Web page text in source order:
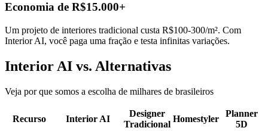
Economia de R$15.000+
Um projeto de interiores tradicional custa R$100-300/m². Com
Interior AI, você paga uma fração e testa infinitas variações.
Interior AI vs. Alternativas
Veja por que somos a escolha de milhares de brasileiros
Recurso Interior AI
Designer
Tradicional
Homestyler
Planner
5D